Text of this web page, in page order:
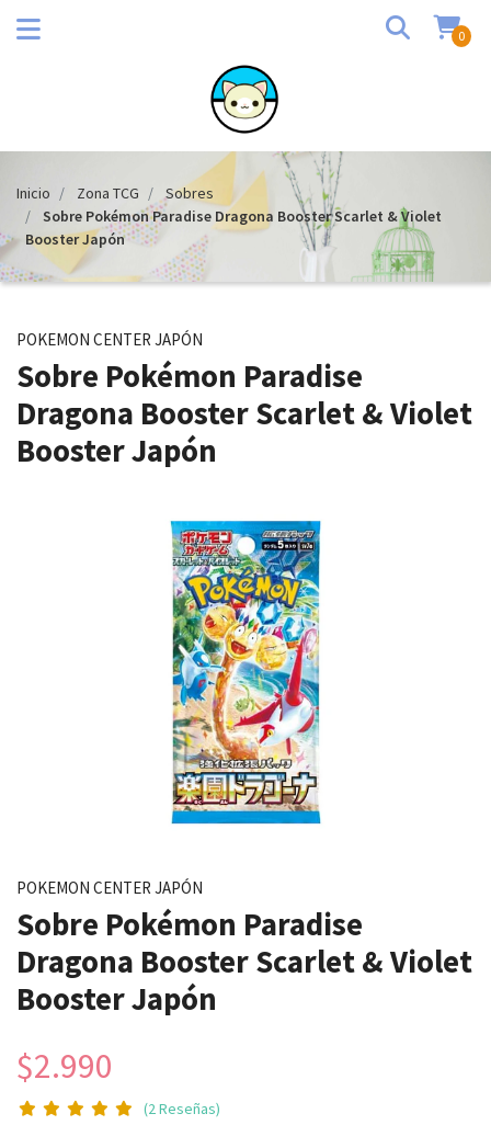
0
Inicio Zona TCG
Sobres
Sobre Pokémon Paradise Dragona Booster Scarlet & Violet
Booster Japón
POKEMON CENTER JAPÓN
Sobre Pokémon Paradise
Dragona Booster Scarlet & Violet
Booster Japón
POKEMON CENTER JAPÓN
Sobre Pokémon Paradise
Dragona Booster Scarlet & Violet
Booster Japón
$2.990
(2 Reseñas)